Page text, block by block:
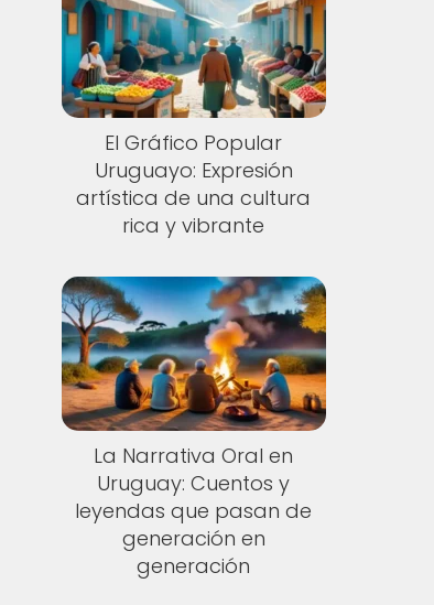
El Gráfico Popular
Uruguayo: Expresión
artística de una cultura
rica y vibrante
La Narrativa Oral en
Uruguay: Cuentos y
leyendas que pasan de
generación en
generación